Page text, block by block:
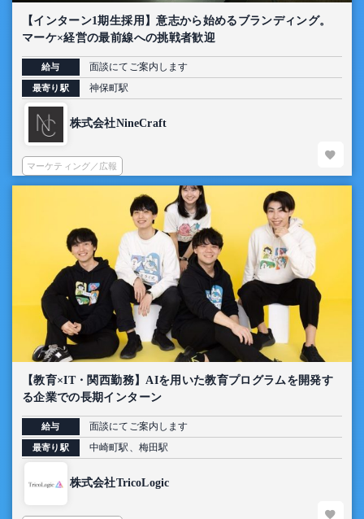
【インターン1期生採用】意志から始めるブランディング。
マーケ×経営の最前線への挑戦者歓迎
給与 面談にてご案内します
最寄り駅 神保町駅
株式会社NineCraft
マーケティング／広報
【教育×IT・関西勤務】AIを用いた教育プログラムを開発す
る企業での長期インターン
給与 面談にてご案内します
最寄り駅 中崎町駅、梅田駅
株式会社TricoLogic